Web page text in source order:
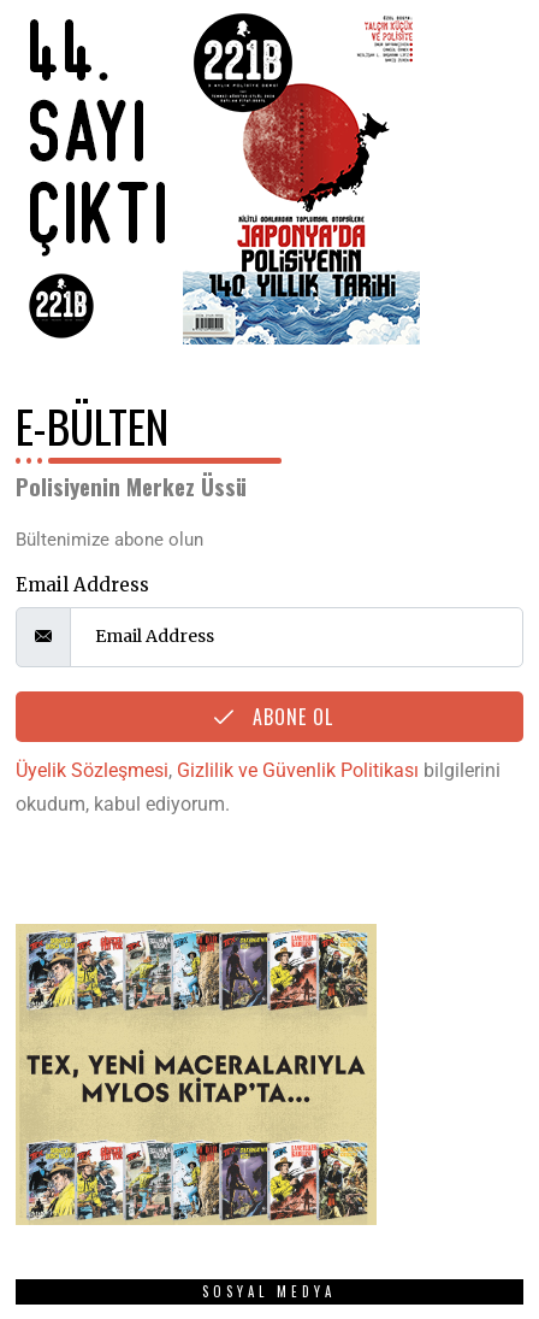
E-BÜLTEN
Polisiyenin Merkez Üssü
Bültenimize abone olun
Email Address
ABONE OL
Üyelik Sözleşmesi, Gizlilik ve Güvenlik Politikası bilgilerini
okudum, kabul ediyorum.
SOSYAL MEDYA